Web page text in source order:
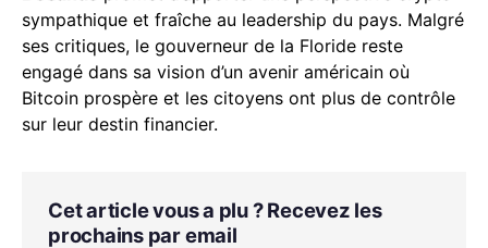
sympathique et fraîche au leadership du pays. Malgré
ses critiques, le gouverneur de la Floride reste
engagé dans sa vision d’un avenir américain où
Bitcoin prospère et les citoyens ont plus de contrôle
sur leur destin financier.
Cet article vous a plu ? Recevez les
prochains par email